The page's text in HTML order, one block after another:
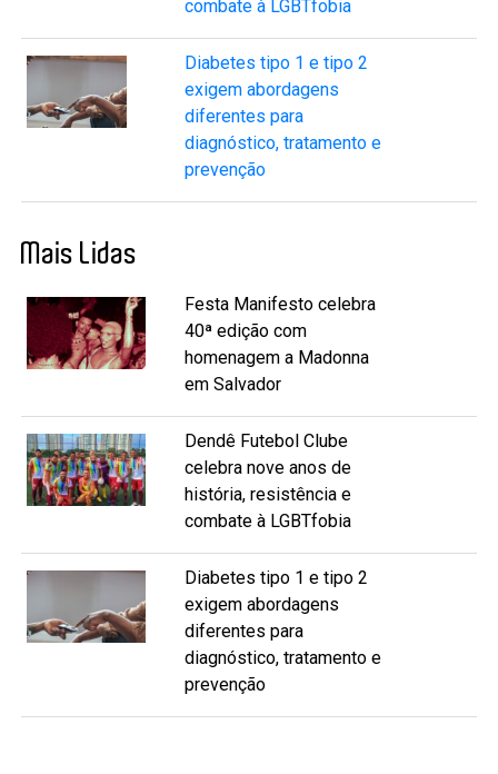
combate à LGBTfobia
Diabetes tipo 1 e tipo 2
exigem abordagens
diferentes para
diagnóstico, tratamento e
prevenção
Mais Lidas
Festa Manifesto celebra
40ª edição com
homenagem a Madonna
em Salvador
Dendê Futebol Clube
celebra nove anos de
história, resistência e
combate à LGBTfobia
Diabetes tipo 1 e tipo 2
exigem abordagens
diferentes para
diagnóstico, tratamento e
prevenção